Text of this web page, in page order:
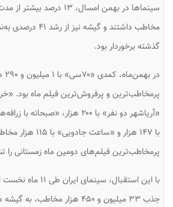
سینماها در بهمن امسال، ۱۳
مخاطب داشتند و
گذشته برخوردار بود.
با ۱۴۷ هزار و «ساعت
پرمخاطب‌ترین فیلم‌های دومین ماه زمستانی را
با این استقبال،